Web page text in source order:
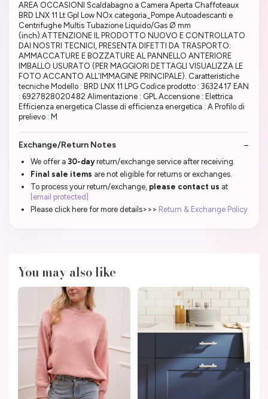
AREA OCCASIONI Scaldabagno a Camera Aperta Chaffoteaux
BRD LNX 11 Lt Gpl Low NOx categoria_Pompe Autoadescanti e
Centrifughe Multis Tubazione Liquido/Gas Ø mm
(inch):ATTENZIONE IL PRODOTTO NUOVO E CONTROLLATO
DAI NOSTRI TECNICI, PRESENTA DIFETTI DA TRASPORTO:
AMMACCATURE E BOZZATURE AL PANNELLO ANTERIORE
IMBALLO USURATO (PER MAGGIORI DETTAGLI VISUALIZZA LE
FOTO ACCANTO ALL'IMMAGINE PRINCIPALE). Caratteristiche
tecniche Modello : BRD LNX 11 LPG Codice prodotto : 3632417 EAN
: 6927828020482 Alimentazione : GPL Accensione : Elettrica
Efficienza energetica Classe di efficienza energetica : A Profilo di
prelievo : M
Exchange/Return Notes
We offer a 30-dayreturn/exchange service after receiving.
Final sale items are not eligible for returns or exchanges.
To process your return/exchange, please contact us at
[email protected]
Please click here for more details>>> Return & Exchange Policy
You may also like